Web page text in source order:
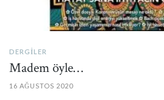
DERGILER
Madem öyle…
16 AĞUSTOS 2020